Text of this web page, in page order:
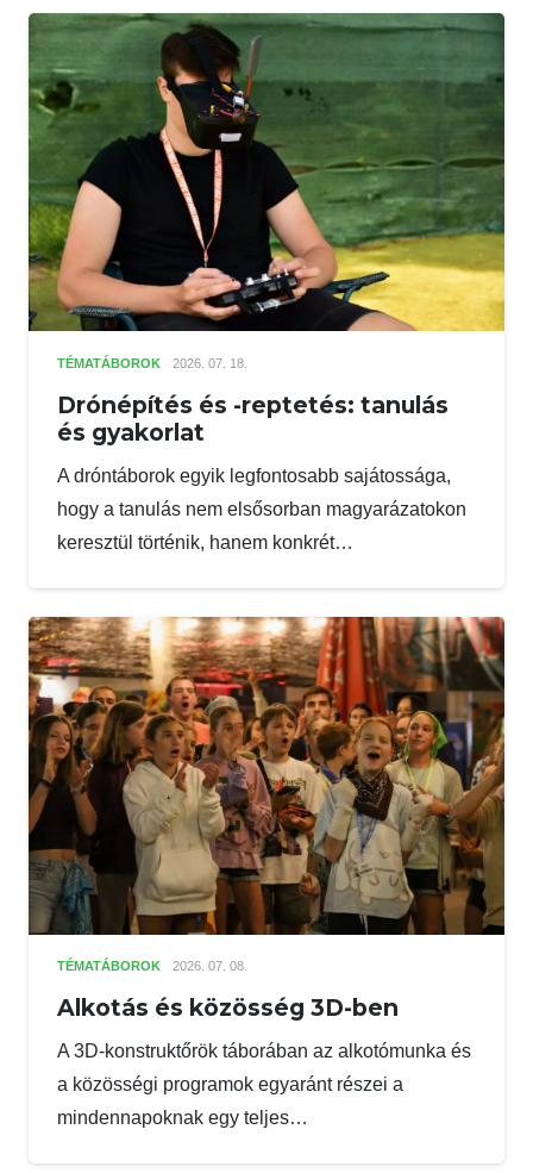
TÉMATÁBOROK 2026. 07. 18.
Drónépítés és -reptetés: tanulás
és gyakorlat
A dróntáborok egyik legfontosabb sajátossága,
hogy a tanulás nem elsősorban magyarázatokon
keresztül történik, hanem konkrét…
TÉMATÁBOROK 2026. 07. 08.
Alkotás és közösség 3D-ben
A 3D-konstruktőrök táborában az alkotómunka és
a közösségi programok egyaránt részei a
mindennapoknak egy teljes…